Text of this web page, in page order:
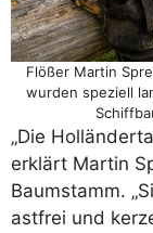
Flößer Martin
wurden speziell
„Die
erklärt Martin
Baumstamm.
astfrei und